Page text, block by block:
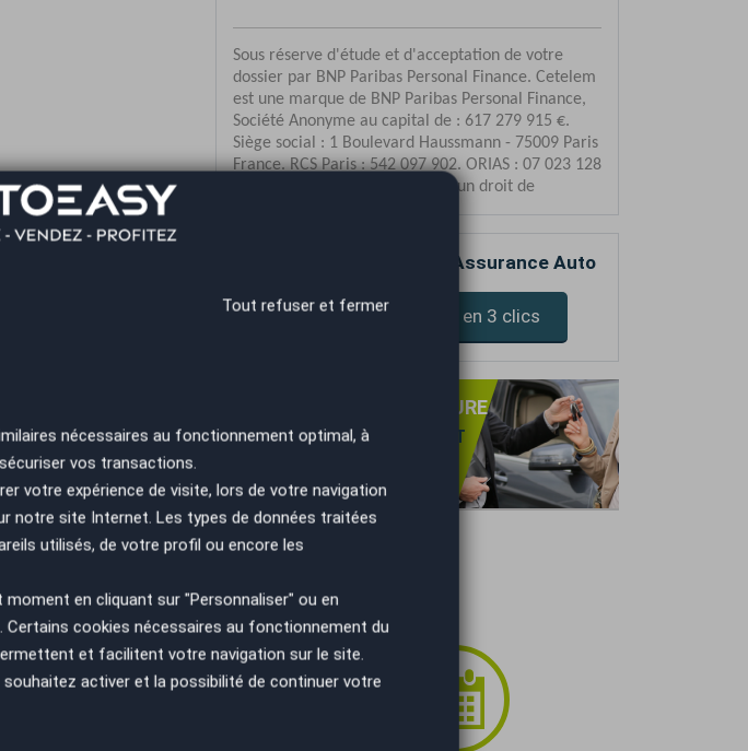
Comparez votre devis d’Assurance Auto
Devis assurance en 3 clics
REPRISE DE VOTRE VOITURE
SANS OBLIGATION D'ACHAT
PAIEMENT IMMÉDIAT.
Tout refuser et fermer
nécessaires au fonctionnement optimal, à
vos transactions.
votre expérience de visite, lors de votre navigation
notre site Internet. Les types de données traitées
utilisés, de votre profil ou encore les
en cliquant sur "Personnaliser" ou en
. Certains cookies nécessaires au fonctionnement du
et facilitent votre navigation sur le site.
activer et la possibilité de continuer votre